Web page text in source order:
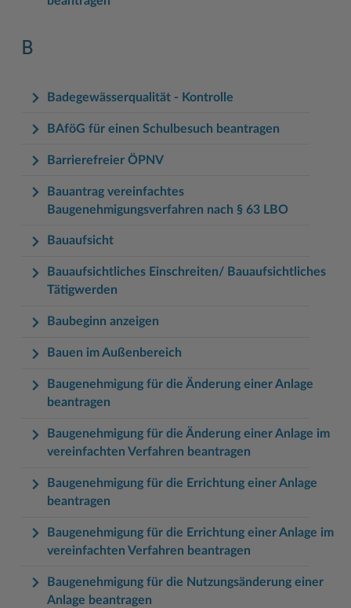
B
Badegewässerqualität - Kontrolle
BAföG für einen Schulbesuch beantragen
Barrierefreier ÖPNV
Bauantrag vereinfachtes
Baugenehmigungsverfahren nach § 63 LBO
Bauaufsicht
Bauaufsichtliches Einschreiten/ Bauaufsichtliches
Tätigwerden
Baubeginn anzeigen
Bauen im Außenbereich
Baugenehmigung für die Änderung einer Anlage
beantragen
Baugenehmigung für die Änderung einer Anlage im
vereinfachten Verfahren beantragen
Baugenehmigung für die Errichtung einer Anlage
beantragen
Baugenehmigung für die Errichtung einer Anlage im
vereinfachten Verfahren beantragen
Baugenehmigung für die Nutzungsänderung einer
Anlage beantragen